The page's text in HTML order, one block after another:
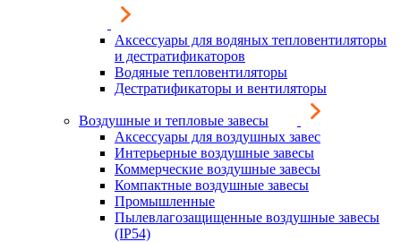
Аксессуары для водяных тепловентиляторы
и дестратификаторов
Водяные тепловентиляторы
Дестратификаторы и вентиляторы
Воздушные и тепловые завесы
Аксессуары для воздушных завес
Интерьерные воздушные завесы
Коммерческие воздушные завесы
Компактные воздушные завесы
Промышленные
Пылевлагозащищенные воздушные завесы
(IP54)